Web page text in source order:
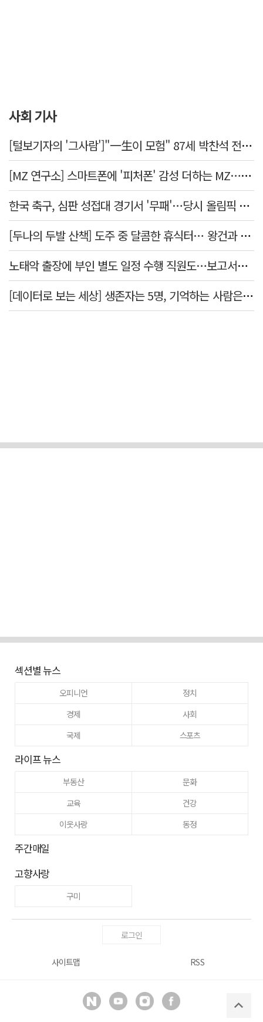
사회 기사
[털보기자의 '그사람']"一生이 모험" 87세 박찬석 전 경북대 총장
[MZ 연구소] 스마트폰에 '피처폰' 감성 더하는 MZ… 히퍼와 줄이어폰
한국 축구, 심판 성접대 경기서 '무패'…당시 올림픽 감독은 홍명보
[두나의 두발 산책] 도주 중 달콤한 휴식터… 왕건과 지명 산책
노태악 출장에 부인 별도 일정 수행 직원도…보고서엔 '공식일정 참석'
[데이터로 보는 세상] 생존자는 5명, 기억하는 사람은 늘었다
섹션별 뉴스
오피니언
정치
경제
사회
국제
스포츠
라이프 뉴스
부동산
문화
교육
건강
이웃사랑
동정
주간매일
고향사랑
구미
로그인
사이트맵 RSS